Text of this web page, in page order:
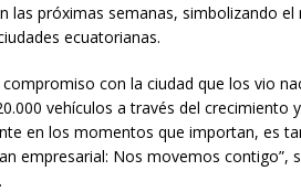
las próximas semanas, simbolizando el
ecuatorianas.
con la ciudad que los vio
vehículos a través del crecimiento
en los momentos que importan, es
empresarial: Nos movemos contigo”,